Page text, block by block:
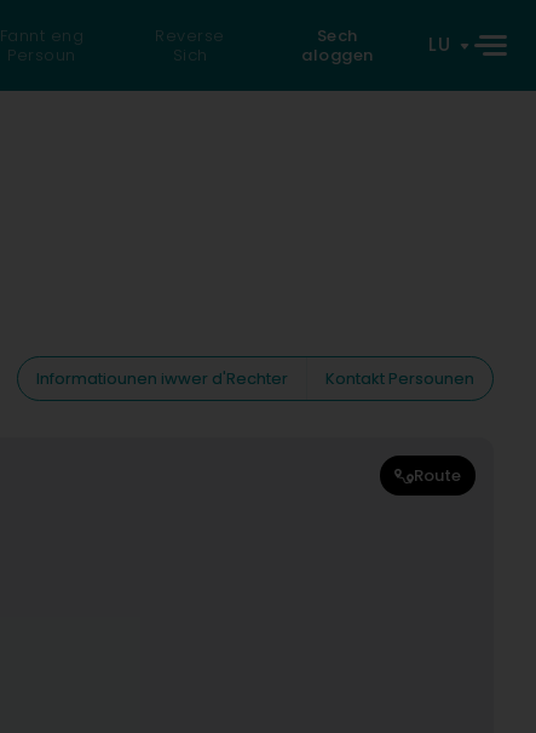
Fannt eng
Persoun
Reverse
Sich
Sech
aloggen
LU
Informatiounen iwwer d'Rechter
Kontakt Persounen
Route